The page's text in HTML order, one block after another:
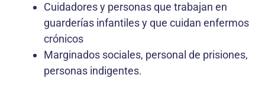
Cuidadores y personas que trabajan en
guarderías infantiles y que cuidan enfermos
crónicos
Marginados sociales, personal de prisiones,
personas indigentes.